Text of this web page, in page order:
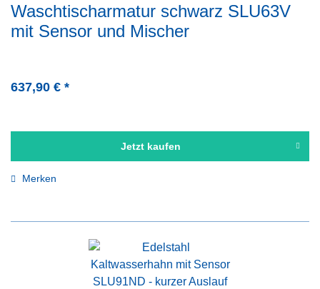
Waschtischarmatur schwarz SLU63V
mit Sensor und Mischer
637,90 € *
Jetzt kaufen
Merken